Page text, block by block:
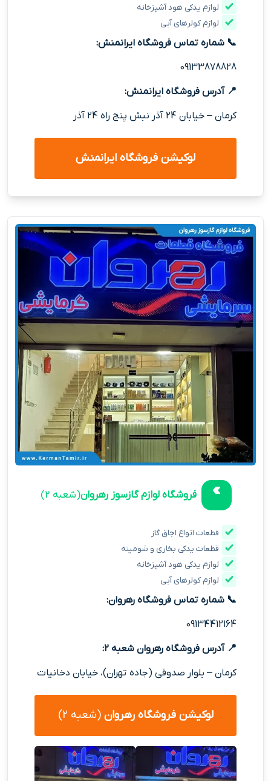
لوازم یدکی هود آشپزخانه
لوازم کولرهای آبی
📞 شماره تماس فروشگاه ایرانمنش:
09133878828
📍 آدرس فروشگاه ایرانمنش:
کرمان – خیابان 24 آذر نبش پنج راه 24 آذر
لوکیشن فروشگاه ایرانمنش
فروشگاه لوازم گازسوز رهروان(شعبه 2)
قطعات انواع اجاق گاز
قطعات یدکی بخاری و شومینه
لوازم یدکی هود آشپزخانه
لوازم کولرهای آبی
📞 شماره تماس فروشگاه رهروان:
09134412164
📍 آدرس فروشگاه رهروان شعبه 2:
کرمان – بلوار صدوقی (جاده تهران)، خیابان دخانیات
لوکیشن فروشگاه رهروان (شعبه 2)